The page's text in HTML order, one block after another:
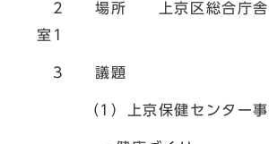
2 場所 上京区総合庁舎
室1
3 議題
（1）上京保健センター事